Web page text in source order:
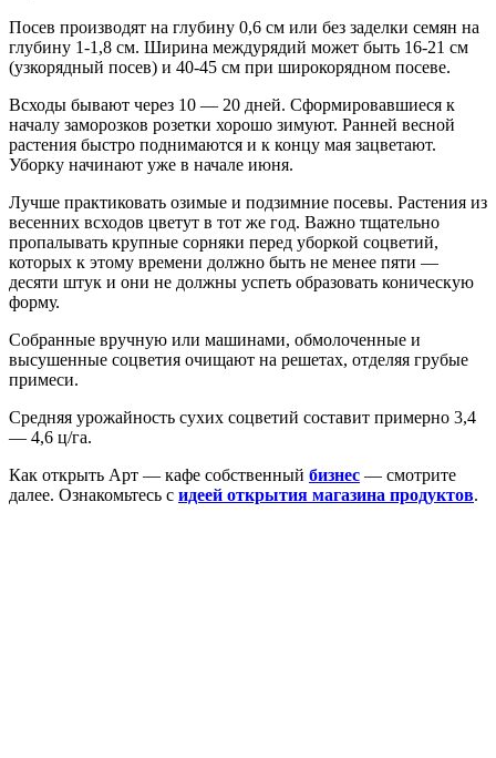
Посев производят на глубину 0,6 см или без заделки семян на
глубину 1-1,8 см. Ширина междурядий может быть 16-21 см
(узкорядный посев) и 40-45 см при широкорядном посеве.
Всходы бывают через 10 — 20 дней. Сформировавшиеся к
началу заморозков розетки хорошо зимуют. Ранней весной
растения быстро поднимаются и к концу мая зацветают.
Уборку начинают уже в начале июня.
Лучше практиковать озимые и подзимние посевы. Растения из
весенних всходов цветут в тот же год. Важно тщательно
пропалывать крупные сорняки перед уборкой соцветий,
которых к этому времени должно быть не менее пяти —
десяти штук и они не должны успеть образовать коническую
форму.
Собранные вручную или машинами, обмолоченные и
высушенные соцветия очищают на решетах, отделяя грубые
примеси.
Средняя урожайность сухих соцветий составит примерно 3,4
— 4,6 ц/га.
Как открыть Арт — кафе собственный бизнес — смотрите
далее. Ознакомьтесь с идеей открытия магазина продуктов.